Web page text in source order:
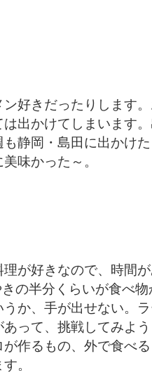
好きだったりします
出かけてしまいます
静岡・島田に出かけ
味かった～。
が好きなので、時間
の半分くらいが食べ
か、手が出せない。
って、挑戦してみよ
作るもの、外で食べ
。